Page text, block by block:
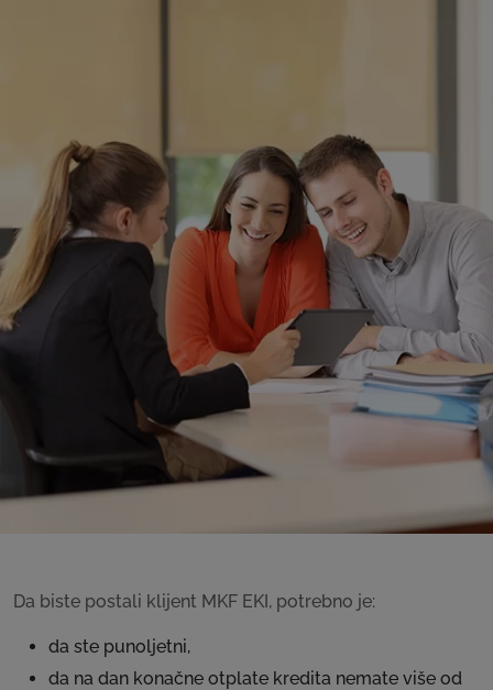
Da biste postali klijent MKF EKI, potrebno je:
da ste punoljetni,
da na dan konačne otplate kredita nemate više od